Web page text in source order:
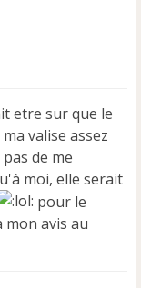
etre sur que le
valise assez
de me
moi, elle serait
pour le
mon avis au